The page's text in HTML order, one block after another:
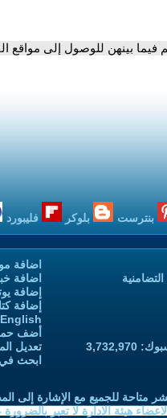
بينهن للوصول إلى مواقع
بنترست بلوكر فليبورد
اضافة
اضافة
إضافة
إضافة
أضف
تعديل
ابحث في
متاحة للجميع مع الإشارة إلى
هيئة الادارة لا تعبر